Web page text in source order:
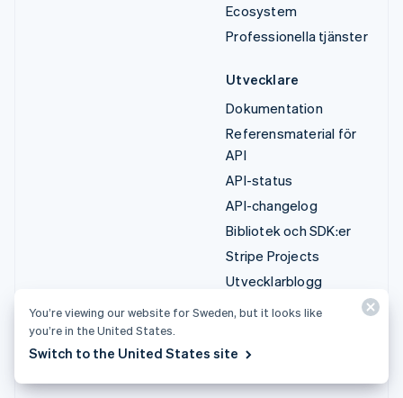
Ecosystem
Professionella tjänster
Utvecklare
Dokumentation
Referensmaterial för
API
API-status
API-changelog
Bibliotek och SDK:er
Stripe Projects
Utvecklarblogg
Resurser
Guider
Företag
Produktplan
You’re viewing our website for Sweden, but it looks like
you’re in the United States.
Switch to the United States site